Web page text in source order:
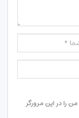
را در این مرورگر